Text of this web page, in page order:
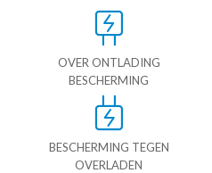
OVER ONTLADING
BESCHERMING
BESCHERMING TEGEN
OVERLADEN